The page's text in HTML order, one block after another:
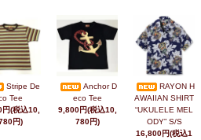
Stripe De
Tee
(税込10,
円)
Anchor D
eco Tee
9,800円(税込10,
780円)
RAYON H
AWAIIAN SHIRT
“UKULELE MEL
ODY” S/S
16,800円(税込1